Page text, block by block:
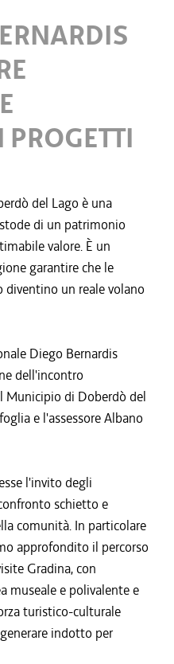
PROGETTI
del Lago è una
di un patrimonio
valore. È un
garantire che le
un reale volano
Diego Bernardis
dell'incontro
Municipio di Doberdò del
e l'assessore Albano
l'invito degli
schietto e
comunità. In particolare
approfondito il percorso
Gradina, con
museale e polivalente e
turistico-culturale
indotto per